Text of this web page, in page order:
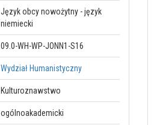
Język obcy nowożytny - język
niemiecki
09.0-WH-WP-JONN1-S16
Wydział Humanistyczny
Kulturoznawstwo
ogólnoakademicki